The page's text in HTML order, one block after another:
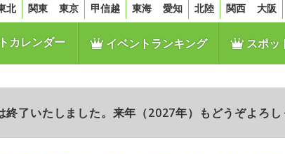
北 関東 東京 甲信越 東海 愛知 北陸 関西 大阪
カレンダー イベントランキング スポッ
終了いたしました。来年（2027年）もどうぞよろし